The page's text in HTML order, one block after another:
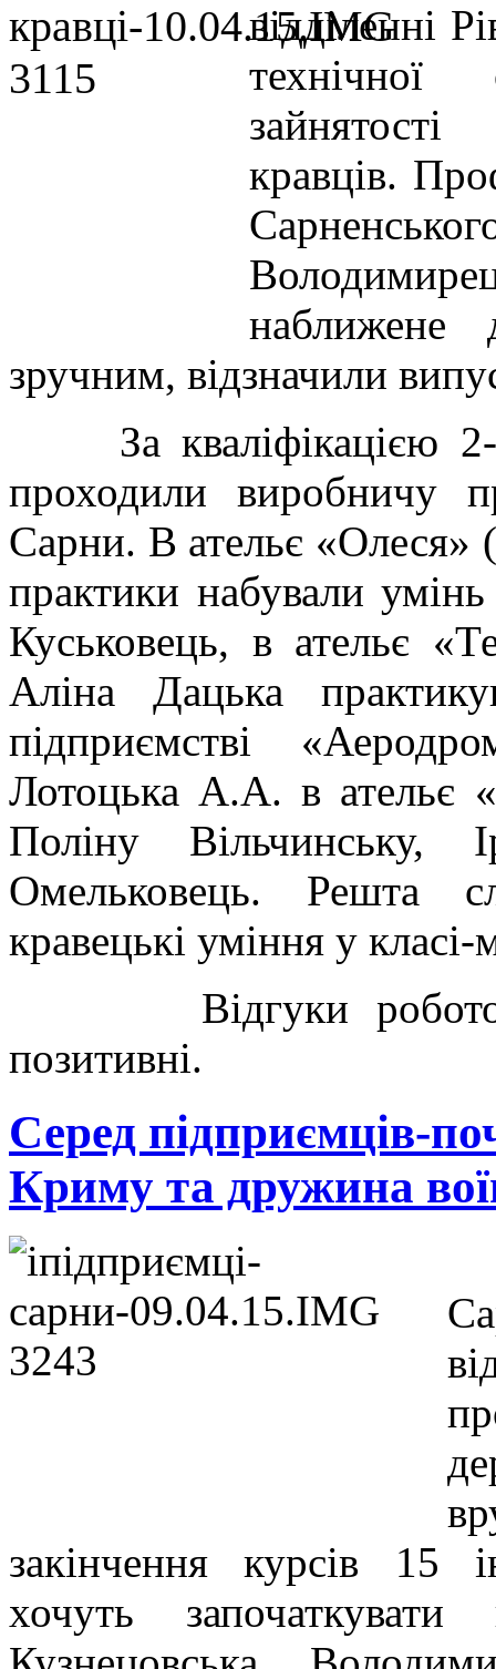
відділенні
кравців.
наближене
зручним, відзначили
За кваліфікацією 2-3
проходили виробничу
Сарни. В ательє «Олеся»
практики набували
Куськовець, в ательє
Аліна Дацька
підприємстві
Лотоцька А.А. в ательє
Поліну
Омельковець. Решта
кравецькі уміння у класі-
Відгуки
позитивні.
Серед підприємців-
Криму та дружина
закінчення курсів 15
хочуть